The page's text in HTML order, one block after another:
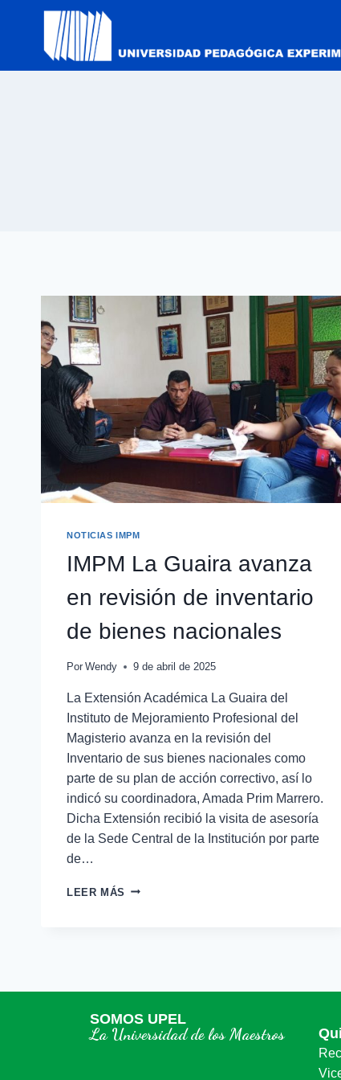
NOTICIAS IMPM
IMPM La Guaira avanza
en revisión de inventario
de bienes nacionales
Por Wendy 9 de abril de 2025
La Extensión Académica La Guaira del
Instituto de Mejoramiento Profesional del
Magisterio avanza en la revisión del
Inventario de sus bienes nacionales como
parte de su plan de acción correctivo, así lo
indicó su coordinadora, Amada Prim Marrero.
Dicha Extensión recibió la visita de asesoría
de la Sede Central de la Institución por parte
de…
LEER MÁS
SOMOS UPEL
La Universidad de los Maestros